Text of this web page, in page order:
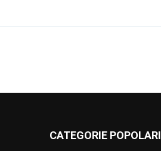
CATEGORIE POPOLARI